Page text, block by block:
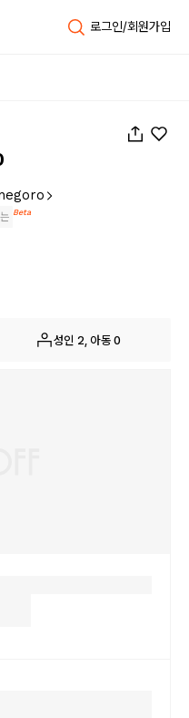
로그인/회원가입
Beta
성인 2, 아동 0